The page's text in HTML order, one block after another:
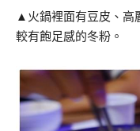
▲火鍋裡面有豆皮、高
較有飽足感的冬粉。